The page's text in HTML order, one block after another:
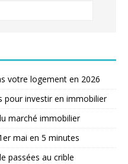
votre logement en 2026
pour investir en immobilier
marché immobilier
mai en 5 minutes
passées au crible